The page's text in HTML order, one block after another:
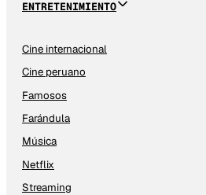
ENTRETENIMIENTO
Cine internacional
Cine peruano
Famosos
Farándula
Música
Netflix
Streaming